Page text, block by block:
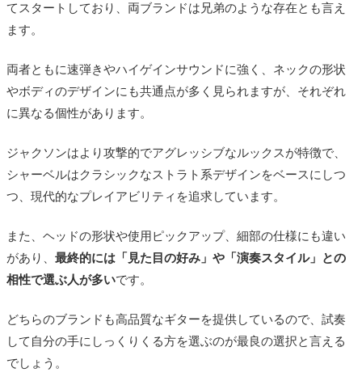
てスタートしており、両ブランドは兄弟のような存在とも言え
ます。
両者ともに速弾きやハイゲインサウンドに強く、ネックの形状
やボディのデザインにも共通点が多く見られますが、それぞれ
に異なる個性があります。
ジャクソンはより攻撃的でアグレッシブなルックスが特徴で、
シャーベルはクラシックなストラト系デザインをベースにしつ
つ、現代的なプレイアビリティを追求しています。
また、ヘッドの形状や使用ピックアップ、細部の仕様にも違い
があり、 最終的には「見た目の好み」や「演奏スタイル」との
相性で選ぶ人が多いです。
どちらのブランドも高品質なギターを提供しているので、試奏
して自分の手にしっくりくる方を選ぶのが最良の選択と言える
でしょう。